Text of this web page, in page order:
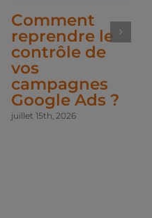
Comment
reprendre le
contrôle de
vos
campagnes
Google Ads ?
juillet 15th, 2026